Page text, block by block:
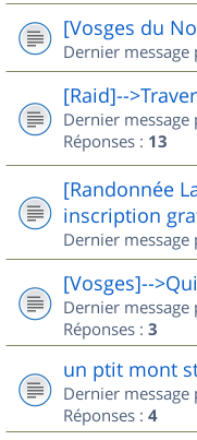
[Vosges du
Dernier message
[Raid]--
Dernier message
Réponses : 13
[Randonnée
inscription
Dernier message
[Vosges]--
Dernier message
Réponses : 3
un ptit mont
Dernier message
Réponses : 4